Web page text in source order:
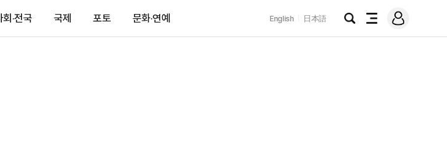
회·전국 국제 포토 문화·연예 English 日本語
검
전
메
그